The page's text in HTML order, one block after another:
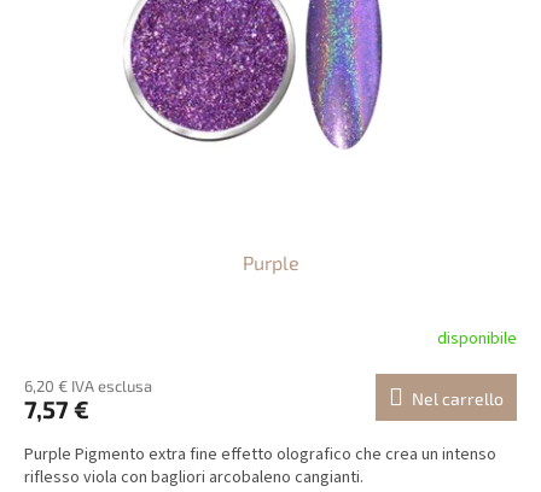
Purple
disponibile
6,20 € IVA esclusa
7,57 € Nel carrello
Purple Pigmento extra fine effetto olografico che crea un intenso
riflesso viola con bagliori arcobaleno cangianti.